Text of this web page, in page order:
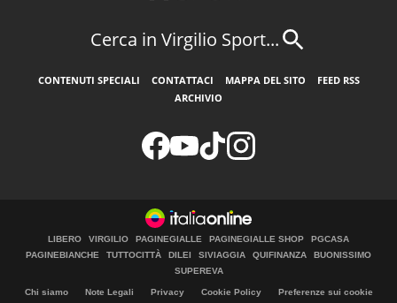
Cerca in Virgilio Sport...
CONTENUTI SPECIALI CONTATTACI MAPPA DEL SITO
FEED RSS
ARCHIVIO
LIBERO VIRGILIO PAGINEGIALLE PAGINEGIALLE SHOP
PGCASA
PAGINEBIANCHE
TUTTOCITTÀ DILEI SIVIAGGIA QUIFINANZA
BUONISSIMO
SUPEREVA
Chi siamo Note Legali Privacy Cookie Policy
Preferenze sui cookie